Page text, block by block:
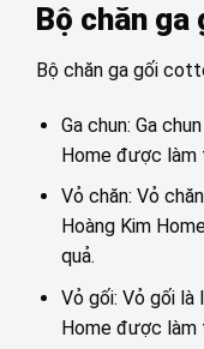
Bộ chăn
Bộ chăn ga gối
Ga chun: Ga
Home được làm
Vỏ chăn: Vỏ
Hoàng Kim
quả.
Vỏ gối: Vỏ gối là
Home được làm